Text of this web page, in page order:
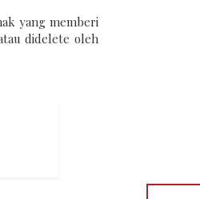
yang memberi
didelete oleh